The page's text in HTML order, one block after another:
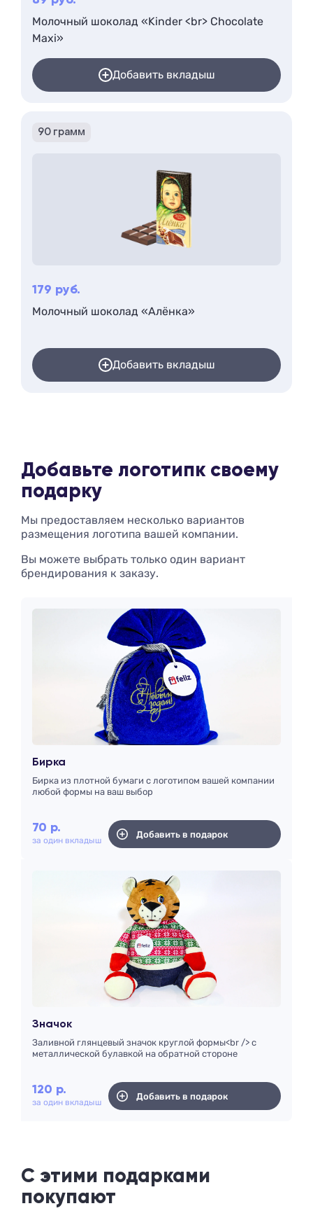
Молочный шоколад «Kinder <br> Chocolate
Maxi»
Добавить вкладыш
90 грамм
179 руб.
Молочный шоколад «Алёнка»
Добавить вкладыш
Добавьте логотипк своему
подарку
Мы предоставляем несколько вариантов
размещения логотипа вашей компании.
Вы можете выбрать только один вариант
брендирования к заказу.
Бирка
Бирка из плотной бумаги с логотипом вашей компании
любой формы на ваш выбор
70 р.
за один вкладыш
Добавить в подарок
Значок
Заливной глянцевый значок круглой формы<br /> с
металлической булавкой на обратной стороне
120 р.
за один вкладыш
Добавить в подарок
С этими подарками
покупают